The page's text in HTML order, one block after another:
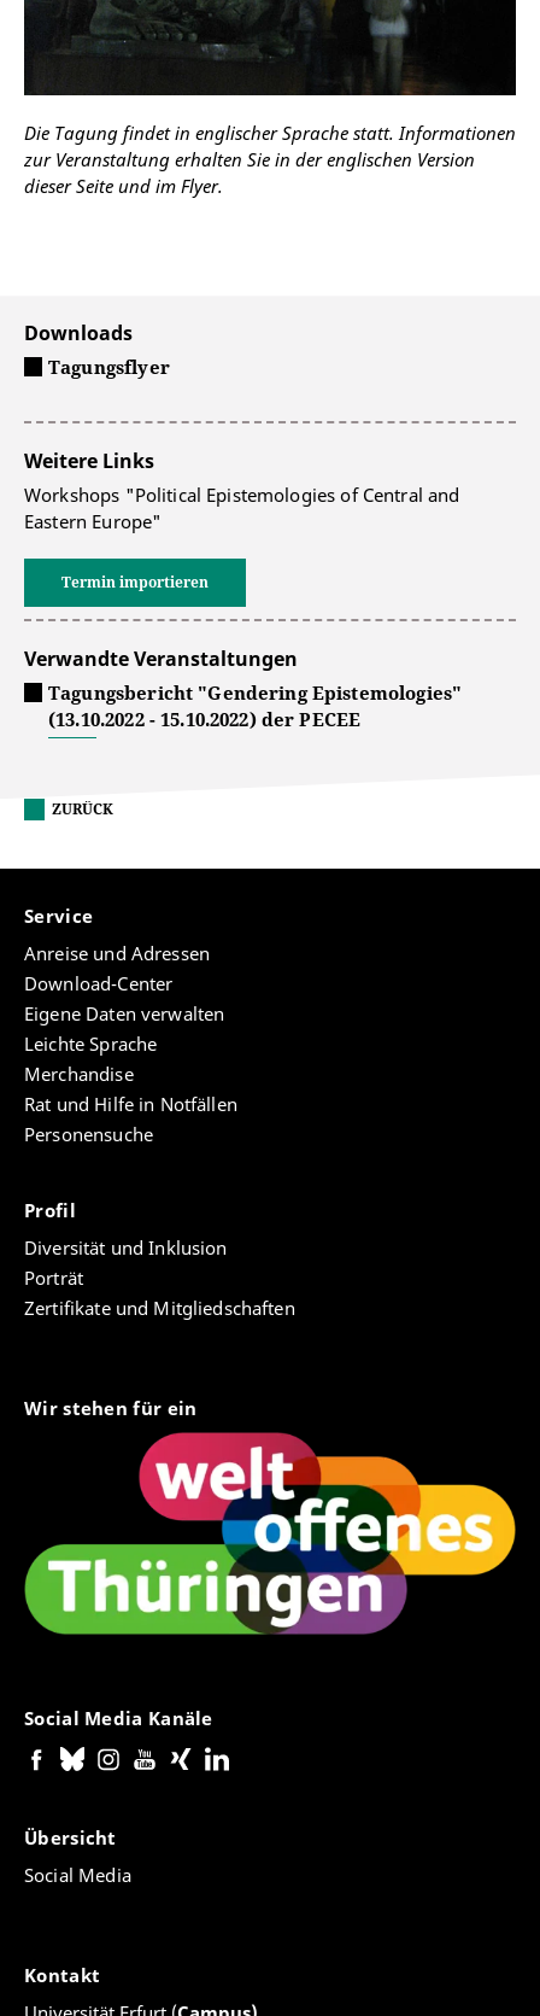
Die Tagung findet in englischer Sprache statt. Informationen
zur Veranstaltung erhalten Sie in der englischen Version
dieser Seite und im Flyer.
Downloads
Tagungsflyer
Weitere Links
Workshops "Political Epistemologies of Central and
Eastern Europe"
Termin importieren
Verwandte Veranstaltungen
Tagungsbericht "Gendering Epistemologies"
(13.10.2022 - 15.10.2022) der PECEE
ZURÜCK
Service
Anreise und Adressen
Download-Center
Eigene Daten verwalten
Leichte Sprache
Merchandise
Rat und Hilfe in Notfällen
Personensuche
Profil
Diversität und Inklusion
Porträt
Zertifikate und Mitgliedschaften
Wir stehen für ein
Social Media Kanäle
Übersicht
Social Media
Kontakt